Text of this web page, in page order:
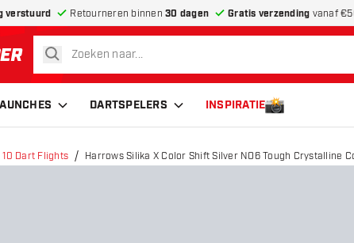
verstuurd Retourneren binnen 30 dagen Gratis verzending vanaf
home pagina
zoeken
DARTSPELERS INSPIRATIE
10 Dart Flights Harrows Silika X Color Shift Silver NO6 Tough Crystalline